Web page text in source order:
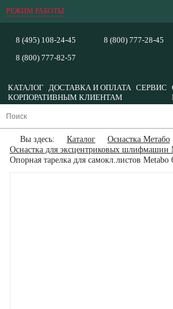
РЕЖИМ РАБОТЫ
8 (495) 108-24-45
8 (800) 777-82-57
8 (800) 777-28-45
КАТАЛОГ ДОСТАВКА И ОПЛАТА СЕРВИС
КОРПОРАТИВНЫМ КЛИЕНТАМ
Вы здесь: Каталог
Оснастка Метабо
Оснастка для эксцентриковых шлифмашин
Опорная тарелка для самокл.листов Metabo